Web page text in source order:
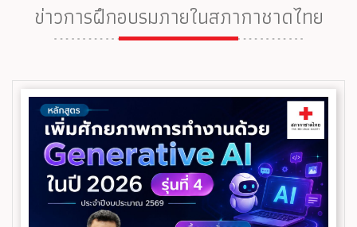
ข่าวการฝึกอบรมภายในสภากาชาดไทย